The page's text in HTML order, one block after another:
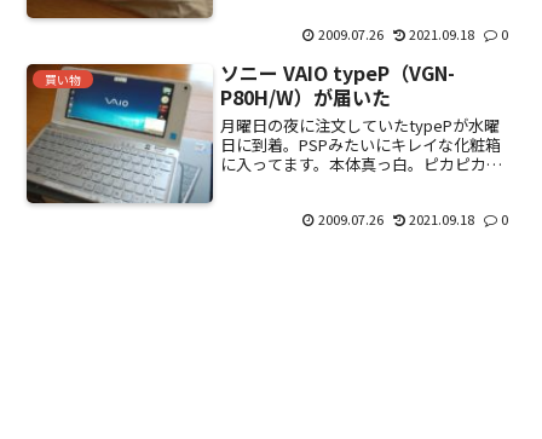
ない。タカキューのスーツ。○入る。イ
2009.07.26 2021.09.18 0
買い物
ソニー VAIO typeP（VGN-
P80H/W）が届いた
月曜日の夜に注文していたtypePが水曜
日に到着。PSPみたいにキレイな化粧箱
に入ってます。本体真っ白。ピカピカの
さ厚みも無く非常にスマート。SDカー
2009.07.26 2021.09.18 0